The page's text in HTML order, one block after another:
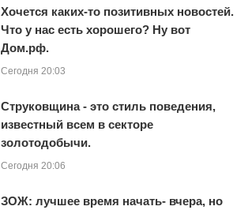
Хочется каких-то позитивных новостей.
Что у нас есть хорошего? Ну вот
Дом.рф.
Сегодня 20:03
Струковщина - это стиль поведения,
известный всем в секторе
золотодобычи.
Сегодня 20:06
ЗОЖ: лучшее время начать- вчера, но